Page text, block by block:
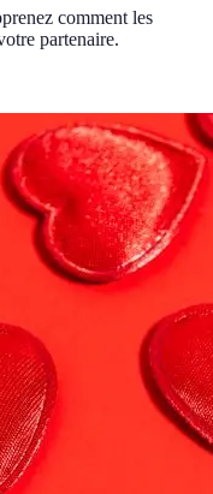
comment les
partenaire.